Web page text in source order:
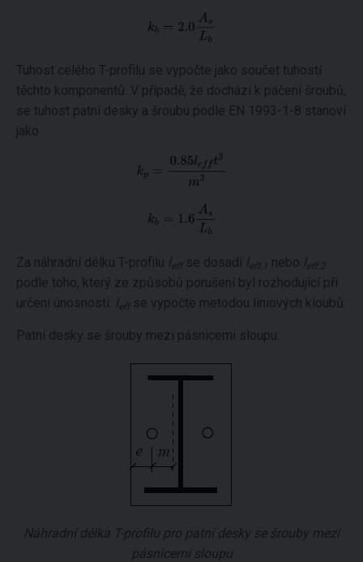
Tuhost celého T-profilu se vypočte jako součet tuhostí
těchto komponentů. V případě, že dochází k páčení šroubů,
se tuhost patní desky a šroubu podle EN 1993-1-8 stanoví
jako
Za náhradní délku T-profilu leff se dosadí leff.1 nebo leff.2
podle toho, který ze způsobů porušení byl rozhodující při
určení únosnosti. leff se vypočte metodou liniových kloubů:
Patní desky se šrouby mezi pásnicemi sloupu:
Náhradní délka T-profilu pro patní desky se šrouby mezi
pásnicemi sloupu